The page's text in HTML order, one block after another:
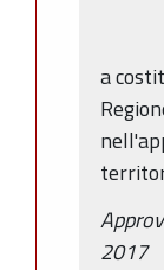
a
2017